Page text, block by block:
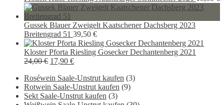
Gussek Blauer Zweigelt Kaatschener Dachsberg 2023
Breitengrad 51 39,50 €
Kloster Pforta Riesling Gosecker Dechantenberg 2021
24,00€ Ursprünglicher
war:
24,00 €
17,90 €Aktueller
ist:
17,90 €.
Roséwein Saale-Unstrut kaufen (3)
Rotwein Saale-Unstrut kaufen (9)
Sekt Saale-Unstrut kaufen (3)